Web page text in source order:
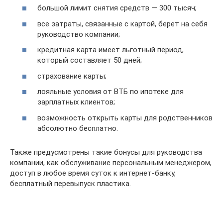
большой лимит снятия средств — 300 тысяч;
все затраты, связанные с картой, берет на себя
руководство компании;
кредитная карта имеет льготный период,
который составляет 50 дней;
страхование карты;
лояльные условия от ВТБ по ипотеке для
зарплатных клиентов;
возможность открыть карты для родственников
абсолютно бесплатно.
Также предусмотрены такие бонусы для руководства
компании, как обслуживание персональным менеджером,
доступ в любое время суток к интернет-банку,
бесплатный перевыпуск пластика.